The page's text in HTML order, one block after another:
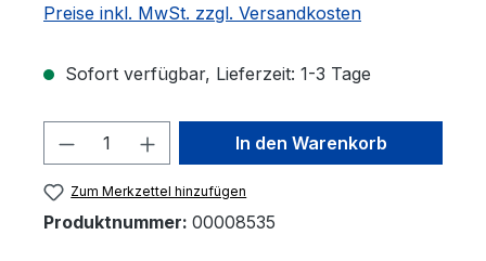
Preise inkl. MwSt. zzgl. Versandkosten
Sofort verfügbar, Lieferzeit: 1-3 Tage
Produkt Anzahl: Gib den
In den Warenkorb
Zum Merkzettel hinzufügen
Produktnummer: 00008535